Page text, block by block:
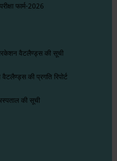
फार्म-2026
वैटलैण्ड्स की सूची
की प्रगति रिपोर्ट
की सूची